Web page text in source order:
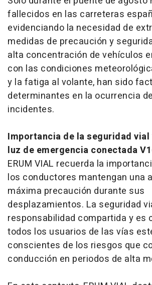
fallecidos en las carreteras
evidenciando la necesidad de
medidas de precaución y
alta concentración de vehículos
con las condiciones
y la fatiga al volante, han sido
determinantes en la ocurrencia
incidentes.
Importancia de la seguridad vial
luz de emergencia conectada
ERUM VIAL recuerda la
los conductores mantengan una
máxima precaución durante sus
desplazamientos. La seguridad
responsabilidad compartida y es
todos los usuarios de las vías
conscientes de los riesgos que
conducción en periodos de alta